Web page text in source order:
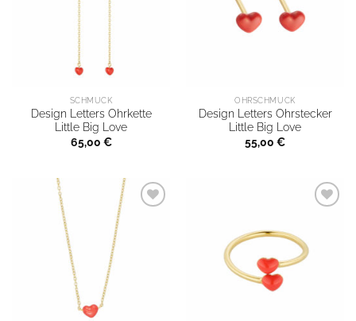
SCHMUCK
Design Letters Ohrkette
Little Big Love
65,00 €
OHRSCHMUCK
Design Letters Ohrstecker
Little Big Love
55,00 €